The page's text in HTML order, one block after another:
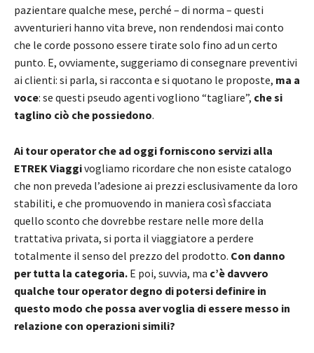
pazientare qualche mese, perché – di norma – questi
avventurieri hanno vita breve, non rendendosi mai conto
che le corde possono essere tirate solo fino ad un certo
punto. E, ovviamente, suggeriamo di consegnare preventivi
ai clienti: si parla, si racconta e si quotano le proposte, ma a
voce: se questi pseudo agenti vogliono “tagliare”, che si
taglino ciò che possiedono.
Ai tour operator che ad oggi forniscono servizi alla
ETREK Viaggivogliamo ricordare che non esiste catalogo
che non preveda l’adesione ai prezzi esclusivamente da loro
stabiliti, e che promuovendo in maniera così sfacciata
quello sconto che dovrebbe restare nelle more della
trattativa privata, si porta il viaggiatore a perdere
totalmente il senso del prezzo del prodotto. Con danno
per tutta la categoria. E poi, suvvia, ma c’è davvero
qualche tour operator degno di potersi definire in
questo modo che possa aver voglia di essere messo in
relazione con operazioni simili?